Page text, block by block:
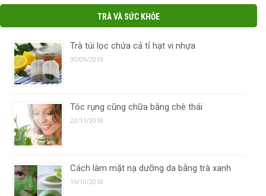
TRÀ VÀ SỨC KHỎE
Trà túi lọc chứa cả tỉ hạt vi nhựa
30/09/2019
Tóc rụng cũng chữa bằng chè thái
22/11/2018
Cách làm mặt nạ dưỡng da bằng trà xanh
16/10/2018